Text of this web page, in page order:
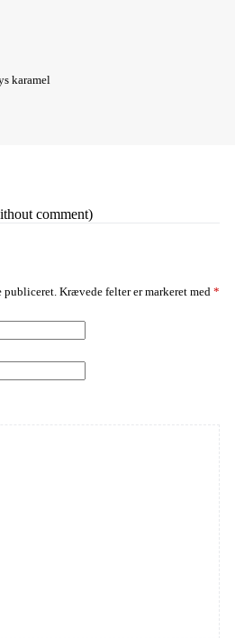
karamel
comment)
Krævede felter er markeret med *